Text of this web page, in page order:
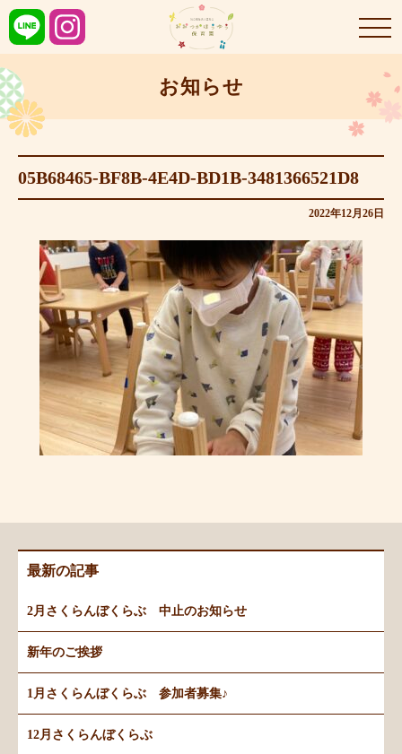
お知らせ
05B68465-BF8B-4E4D-BD1B-3481366521D8
2022年12月26日
最新の記事
2月さくらんぼくらぶ 中止のお知らせ
新年のご挨拶
1月さくらんぼくらぶ 参加者募集♪
12月さくらんぼくらぶ